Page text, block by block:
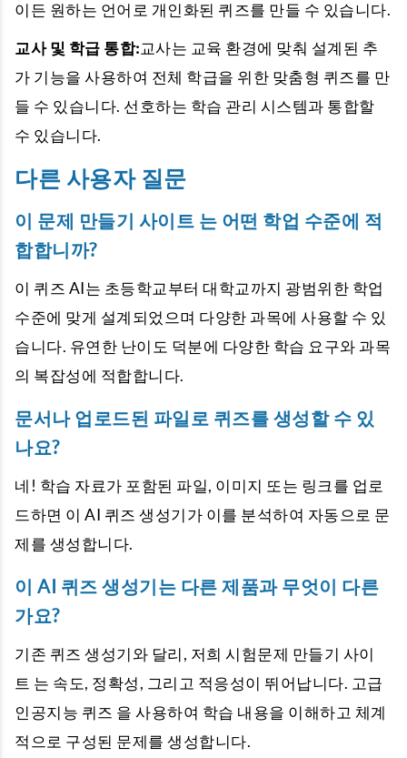
이든 원하는 언어로 개인화된 퀴즈를 만들 수 있습니다.
교사 및 학급 통합:교사는 교육 환경에 맞춰 설계된 추
가 기능을 사용하여 전체 학급을 위한 맞춤형 퀴즈를 만
들 수 있습니다. 선호하는 학습 관리 시스템과 통합할
수 있습니다.
다른 사용자 질문
이 문제 만들기 사이트 는 어떤 학업 수준에 적
합합니까?
이 퀴즈 AI는 초등학교부터 대학교까지 광범위한 학업
수준에 맞게 설계되었으며 다양한 과목에 사용할 수 있
습니다. 유연한 난이도 덕분에 다양한 학습 요구와 과목
의 복잡성에 적합합니다.
문서나 업로드된 파일로 퀴즈를 생성할 수 있
나요?
네! 학습 자료가 포함된 파일, 이미지 또는 링크를 업로
드하면 이 AI 퀴즈 생성기가 이를 분석하여 자동으로 문
제를 생성합니다.
이 AI 퀴즈 생성기는 다른 제품과 무엇이 다른
가요?
기존 퀴즈 생성기와 달리, 저희 시험문제 만들기 사이
트 는 속도, 정확성, 그리고 적응성이 뛰어납니다. 고급
인공지능 퀴즈 을 사용하여 학습 내용을 이해하고 체계
적으로 구성된 문제를 생성합니다.